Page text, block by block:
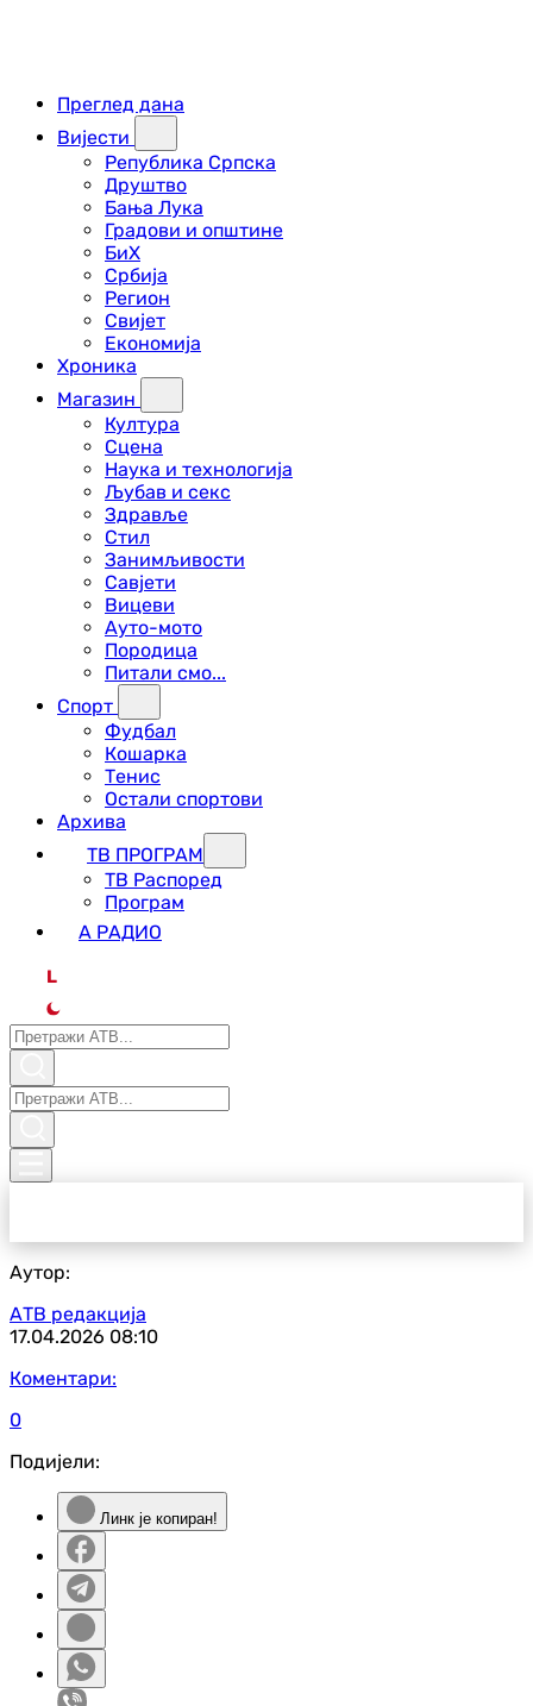
Преглед дана
Вијести
Република Српска
Друштво
Бања Лука
Градови и општине
БиХ
Србија
Регион
Свијет
Економија
Хроника
Магазин
Култура
Сцена
Наука и технологија
Љубав и секс
Здравље
Стил
Занимљивости
Савјети
Вицеви
Ауто-мото
Породица
Питали смо...
Спорт
Фудбал
Кошарка
Тенис
Остали спортови
Архива
ТВ ПРОГРАМ
ТВ Распоред
Програм
А РАДИО
L
Аутор:
АТВ редакција
17.04.2026 08:10
Коментари:
0
Подијели:
Линк је копиран!